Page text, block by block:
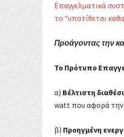
Επαγγελματικά
το “υποτίθεται
Προάγοντας την
Το Πρότυπο
α) Βέλτιστη
watt που αφορά την
β) Προηγμένη